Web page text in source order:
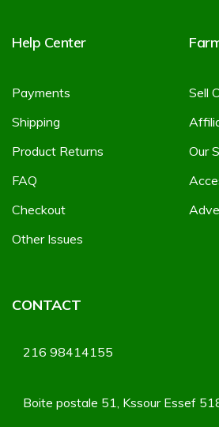
Help Center
Payments
Shipping
Product Returns
FAQ
Checkout
Other Issues
Sell
Our
CONTACT
216 98414155
Boite postale 51, Kssour Essef